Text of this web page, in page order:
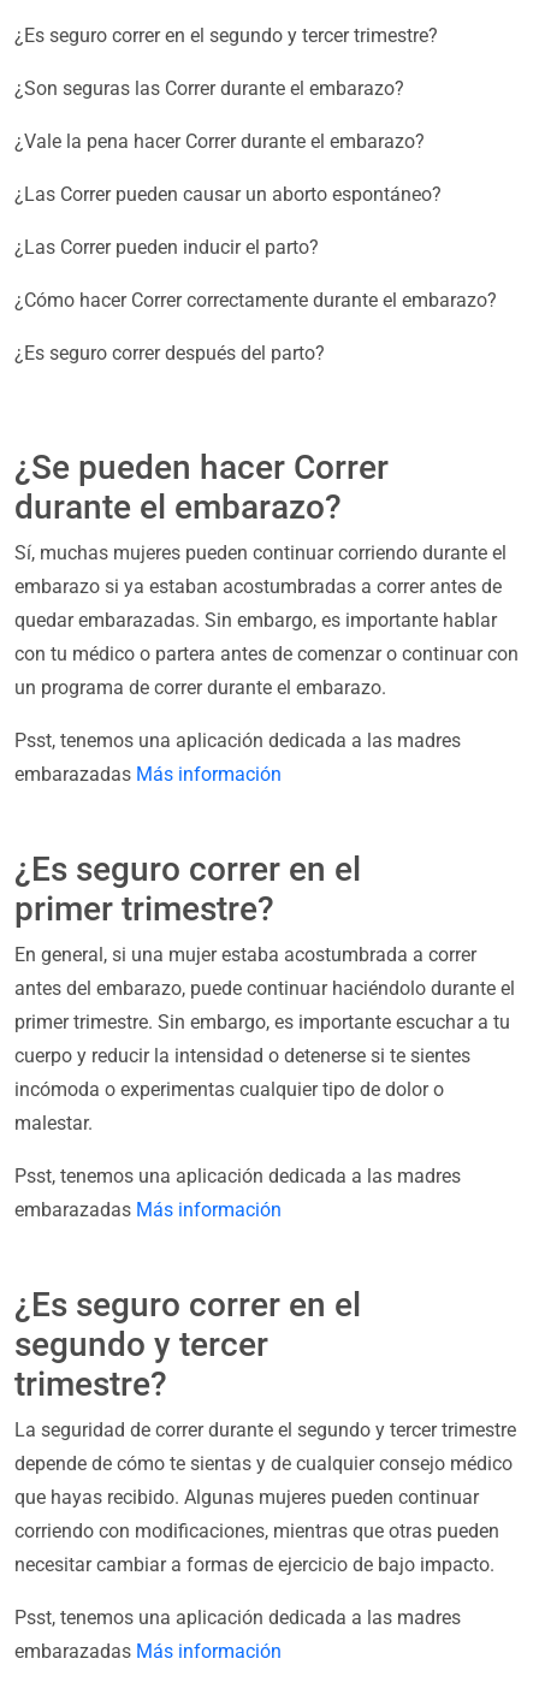
¿Es seguro correr en el segundo y tercer trimestre?
¿Son seguras las Correr durante el embarazo?
¿Vale la pena hacer Correr durante el embarazo?
¿Las Correr pueden causar un aborto espontáneo?
¿Las Correr pueden inducir el parto?
¿Cómo hacer Correr correctamente durante el embarazo?
¿Es seguro correr después del parto?
¿Se pueden hacer Correr
durante el embarazo?
Sí, muchas mujeres pueden continuar corriendo durante el
embarazo si ya estaban acostumbradas a correr antes de
quedar embarazadas. Sin embargo, es importante hablar
con tu médico o partera antes de comenzar o continuar con
un programa de correr durante el embarazo.
Psst, tenemos una aplicación dedicada a las madres
embarazadas Más información
¿Es seguro correr en el
primer trimestre?
En general, si una mujer estaba acostumbrada a correr
antes del embarazo, puede continuar haciéndolo durante el
primer trimestre. Sin embargo, es importante escuchar a tu
cuerpo y reducir la intensidad o detenerse si te sientes
incómoda o experimentas cualquier tipo de dolor o
malestar.
Psst, tenemos una aplicación dedicada a las madres
embarazadas Más información
¿Es seguro correr en el
segundo y tercer
trimestre?
La seguridad de correr durante el segundo y tercer trimestre
depende de cómo te sientas y de cualquier consejo médico
que hayas recibido. Algunas mujeres pueden continuar
corriendo con modificaciones, mientras que otras pueden
necesitar cambiar a formas de ejercicio de bajo impacto.
Psst, tenemos una aplicación dedicada a las madres
embarazadas Más información